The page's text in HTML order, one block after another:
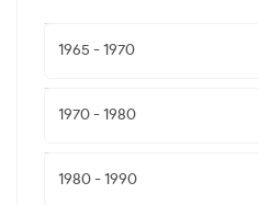
1965 - 1970
1970 - 1980
1980 - 1990